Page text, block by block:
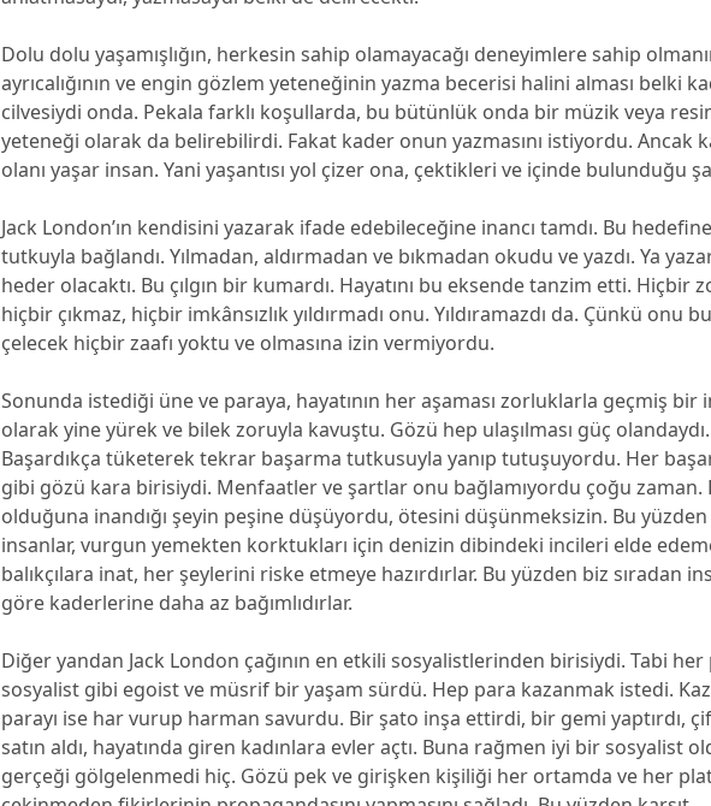
Dolu dolu yaşamışlığın, herkesin sahip olamayacağı deneyimlere sahip
ayrıcalığının ve engin gözlem yeteneğinin yazma becerisi halini alması belki
cilvesiydi onda. Pekala farklı koşullarda, bu bütünlük onda bir müzik veya
yeteneği olarak da belirebilirdi. Fakat kader onun yazmasını istiyordu. Ancak
olanı yaşar insan. Yani yaşantısı yol çizer ona, çektikleri ve içinde bulunduğu
Jack London’ın kendisini yazarak ifade edebileceğine inancı tamdı. Bu
tutkuyla bağlandı. Yılmadan, aldırmadan ve bıkmadan okudu ve yazdı. Ya
heder olacaktı. Bu çılgın bir kumardı. Hayatını bu eksende tanzim etti. Hiçbir
hiçbir çıkmaz, hiçbir imkânsızlık yıldırmadı onu. Yıldıramazdı da. Çünkü onu
çelecek hiçbir zaafı yoktu ve olmasına izin vermiyordu.
Sonunda istediği üne ve paraya, hayatının her aşaması zorluklarla geçmiş bir
olarak yine yürek ve bilek zoruyla kavuştu. Gözü hep ulaşılması güç olandaydı.
Başardıkça tüketerek tekrar başarma tutkusuyla yanıp tutuşuyordu. Her
gibi gözü kara birisiydi. Menfaatler ve şartlar onu bağlamıyordu çoğu zaman.
olduğuna inandığı şeyin peşine düşüyordu, ötesini düşünmeksizin. Bu
insanlar, vurgun yemekten korktukları için denizin dibindeki incileri elde
balıkçılara inat, her şeylerini riske etmeye hazırdırlar. Bu yüzden biz sıradan
göre kaderlerine daha az bağımlıdırlar.
Diğer yandan Jack London çağının en etkili sosyalistlerinden birisiydi. Tabi
sosyalist gibi egoist ve müsrif bir yaşam sürdü. Hep para kazanmak istedi.
parayı ise har vurup harman savurdu. Bir şato inşa ettirdi, bir gemi yaptırdı,
satın aldı, hayatında giren kadınlara evler açtı. Buna rağmen iyi bir sosyalist
gerçeği gölgelenmedi hiç. Gözü pek ve girişken kişiliği her ortamda ve her